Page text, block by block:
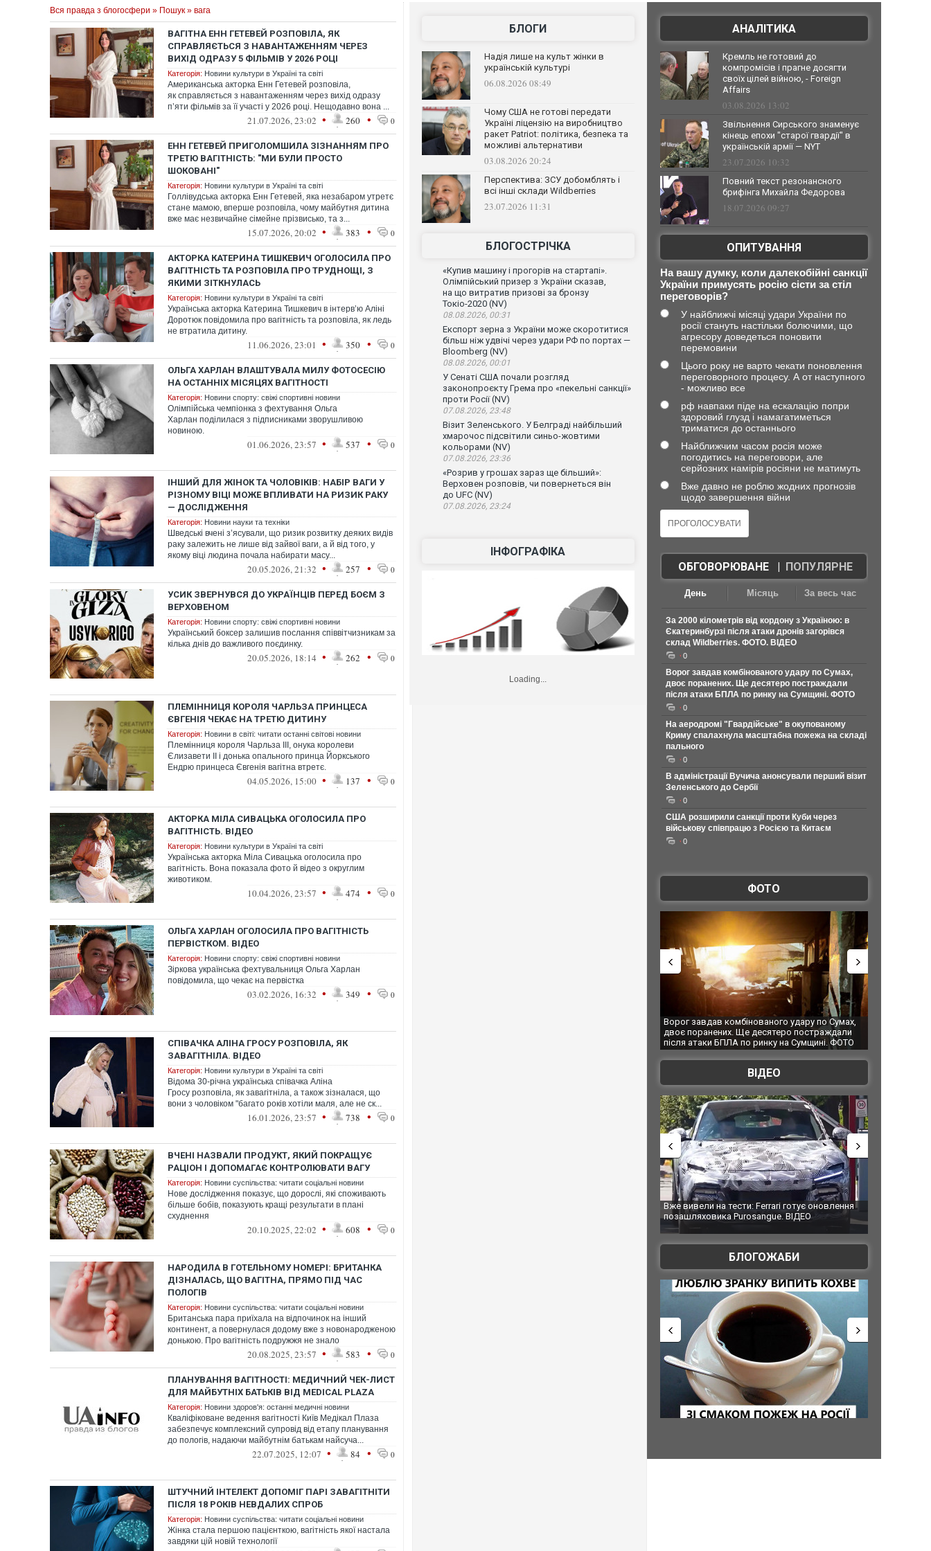
Вся правда з блогосфери » Пошук » вага
ВАГІТНА ЕНН ГЕТЕВЕЙ РОЗПОВІЛА, ЯК
СПРАВЛЯЄТЬСЯ З НАВАНТАЖЕННЯМ ЧЕРЕЗ
ВИХІД ОДРАЗУ 5 ФІЛЬМІВ У 2026 РОЦІ
Категорія: Новини культури в Україні та світі
Американська акторка Енн Гетевей розповіла,
як справляється з навантаженням через вихід одразу
пʼяти фільмів за її участі у 2026 році. Нещодавно вона ...
21.07.2026, 23:02 • 260 • 0
ЕНН ГЕТЕВЕЙ ПРИГОЛОМШИЛА ЗІЗНАННЯМ ПРО
ТРЕТЮ ВАГІТНІСТЬ: "МИ БУЛИ ПРОСТО
ШОКОВАНІ"
Категорія: Новини культури в Україні та світі
Голлівудська акторка Енн Гетевей, яка незабаром утретє
стане мамою, вперше розповіла, чому майбутня дитина
вже має незвичайне сімейне прізвисько, та з...
15.07.2026, 20:02 • 383 • 0
АКТОРКА КАТЕРИНА ТИШКЕВИЧ ОГОЛОСИЛА ПРО
ВАГІТНІСТЬ ТА РОЗПОВІЛА ПРО ТРУДНОЩІ, З
ЯКИМИ ЗІТКНУЛАСЬ
Категорія: Новини культури в Україні та світі
Українська акторка Катерина Тишкевич в інтервʼю Аліні
Доротюк повідомила про вагітність та розповіла, як ледь
не втратила дитину.
11.06.2026, 23:01 • 350 • 0
ОЛЬГА ХАРЛАН ВЛАШТУВАЛА МИЛУ ФОТОСЕСІЮ
НА ОСТАННІХ МІСЯЦЯХ ВАГІТНОСТІ
Категорія: Новини спорту: свіжі спортивні новини
Олімпійська чемпіонка з фехтування Ольга
Харлан поділилася з підписниками зворушливою
новиною.
01.06.2026, 23:57 • 537 • 0
ІНШИЙ ДЛЯ ЖІНОК ТА ЧОЛОВІКІВ: НАБІР ВАГИ У
РІЗНОМУ ВІЦІ МОЖЕ ВПЛИВАТИ НА РИЗИК РАКУ
— ДОСЛІДЖЕННЯ
Категорія: Новини науки та техніки
Шведські вчені з’ясували, що ризик розвитку деяких видів
раку залежить не лише від зайвої ваги, а й від того, у
якому віці людина почала набирати масу...
20.05.2026, 21:32 • 257 • 0
УСИК ЗВЕРНУВСЯ ДО УКРАЇНЦІВ ПЕРЕД БОЄМ З
ВЕРХОВЕНОМ
Категорія: Новини спорту: свіжі спортивні новини
Український боксер залишив послання співвітчизникам за
кілька днів до важливого поєдинку.
20.05.2026, 18:14 • 262 • 0
ПЛЕМІННИЦЯ КОРОЛЯ ЧАРЛЬЗА ПРИНЦЕСА
ЄВГЕНІЯ ЧЕКАЄ НА ТРЕТЮ ДИТИНУ
Категорія: Новини в світі: читати останні світові новини
Племінниця короля Чарльза ІІІ, онука королеви
Єлизавети ІІ і донька опального принца Йоркського
Ендрю принцеса Євгенія вагітна втретє.
04.05.2026, 15:00 • 137 • 0
АКТОРКА МІЛА СИВАЦЬКА ОГОЛОСИЛА ПРО
ВАГІТНІСТЬ. ВІДЕО
Категорія: Новини культури в Україні та світі
Українська акторка Міла Сивацька оголосила про
вагітність. Вона показала фото й відео з округлим
животиком.
10.04.2026, 23:57 • 474 • 0
ОЛЬГА ХАРЛАН ОГОЛОСИЛА ПРО ВАГІТНІСТЬ
ПЕРВІСТКОМ. ВІДЕО
Категорія: Новини спорту: свіжі спортивні новини
Зіркова українська фехтувальниця Ольга Харлан
повідомила, що чекає на первістка
03.02.2026, 16:32 • 349 • 0
СПІВАЧКА АЛІНА ГРОСУ РОЗПОВІЛА, ЯК
ЗАВАГІТНІЛА. ВІДЕО
Категорія: Новини культури в Україні та світі
Відома 30-річна українська співачка Аліна
Гросу розповіла, як завагітніла, а також зізналася, що
вони з чоловіком "багато років хотіли маля, але не ск...
16.01.2026, 23:57 • 738 • 0
ВЧЕНІ НАЗВАЛИ ПРОДУКТ, ЯКИЙ ПОКРАЩУЄ
РАЦІОН І ДОПОМАГАЄ КОНТРОЛЮВАТИ ВАГУ
Категорія: Новини суспільства: читати соціальні новини
Нове дослідження показує, що дорослі, які споживають
більше бобів, показують кращі результати в плані
схуднення
20.10.2025, 22:02 • 608 • 0
НАРОДИЛА В ГОТЕЛЬНОМУ НОМЕРІ: БРИТАНКА
ДІЗНАЛАСЬ, ЩО ВАГІТНА, ПРЯМО ПІД ЧАС
ПОЛОГІВ
Категорія: Новини суспільства: читати соціальні новини
Британська пара приїхала на відпочинок на інший
континент, а повернулася додому вже з новонародженою
донькою. Про вагітність подружжя не знало
20.08.2025, 23:57 • 583 • 0
ПЛАНУВАННЯ ВАГІТНОСТІ: МЕДИЧНИЙ ЧЕК-ЛИСТ
ДЛЯ МАЙБУТНІХ БАТЬКІВ ВІД MEDICAL PLAZA
Категорія: Новини здоров'я: останні медичні новини
Кваліфіковане ведення вагітності Київ Медікал Плаза
забезпечує комплексний супровід від етапу планування
до пологів, надаючи майбутнім батькам найсуча...
22.07.2025, 12:07 • 84 • 0
ШТУЧНИЙ ІНТЕЛЕКТ ДОПОМІГ ПАРІ ЗАВАГІТНІТИ
ПІСЛЯ 18 РОКІВ НЕВДАЛИХ СПРОБ
Категорія: Новини суспільства: читати соціальні новини
Жінка стала першою пацієнткою, вагітність якої настала
завдяки цій новій технології
БЛОГИ
Надія лише на культ жінки в
українській культурі
06.08.2026 08:49
Чому США не готові передати
Україні ліцензію на виробництво
ракет Patriot: політика, безпека та
можливі альтернативи
03.08.2026 20:24
Перспектива: ЗСУ добомблять і
всі інші склади Wildberries
23.07.2026 11:31
БЛОГОСТРІЧКА
«Купив машину і прогорів на стартапі».
Олімпійський призер з України сказав,
на що витратив призові за бронзу
Токіо-2020 (NV)
08.08.2026, 00:31
Експорт зерна з України може скоротитися
більш ніж удвічі через удари РФ по портах —
Bloomberg (NV)
08.08.2026, 00:01
У Сенаті США почали розгляд
законопроєкту Грема про «пекельні санкції»
проти Росії (NV)
07.08.2026, 23:48
Візит Зеленського. У Белграді найбільший
хмарочос підсвітили синьо-жовтими
кольорами (NV)
07.08.2026, 23:36
«Розрив у грошах зараз ще більший»:
Верховен розповів, чи повернеться він
до UFC (NV)
07.08.2026, 23:24
ІНФОГРАФІКА
Loading...
АНАЛІТИКА
Кремль не готовий до
компромісів і прагне досягти
своїх цілей війною, - Foreign
Affairs
03.08.2026 13:02
Звільнення Сирського знаменує
кінець епохи "старої гвардії" в
українській армії — NYT
23.07.2026 10:32
Повний текст резонансного
брифінга Михайла Федорова
18.07.2026 09:27
ОПИТУВАННЯ
На вашу думку, коли далекобійні санкції
України примусять росію сісти за стіл
переговорів?
У найближчі місяці удари України по
росії стануть настільки болючими, що
агресору доведеться поновити
перемовини
Цього року не варто чекати поновлення
переговорного процесу. А от наступного
- можливо все
рф навпаки піде на ескалацію попри
здоровий глузд і намагатиметься
триматися до останнього
Найближчим часом росія може
погодитись на переговори, але
серйозних намірів росіяни не матимуть
Вже давно не роблю жодних прогнозів
щодо завершення війни
ОБГОВОРЮВАНЕ| ПОПУЛЯРНЕ
День Місяць За весь час
За 2000 кілометрів від кордону з Україною: в
Єкатеринбурзі після атаки дронів загорівся
склад Wildberries. ФОТО. ВІДЕО
0
Ворог завдав комбінованого удару по Сумах,
двоє поранених. Ще десятеро постраждали
після атаки БПЛА по ринку на Сумщині. ФОТО
0
На аеродромі "Гвардійське" в окупованому
Криму спалахнула масштабна пожежа на складі
пального
0
В адміністрації Вучича анонсували перший візит
Зеленського до Сербії
0
США розширили санкції проти Куби через
військову співпрацю з Росією та Китаєм
0
ФОТО
Ворог завдав комбінованого удару по Сумах,
двоє поранених. Ще десятеро постраждали
після атаки БПЛА по ринку на Сумщині. ФОТО
За 2000 кілометрів від кордону з Україною: в
Єкатеринбурзі після атаки дронів загорівся
склад Wildberries. ФОТО. ВІДЕО
ВІДЕО
Вже вивели на тести: Ferrari готує оновлення
позашляховика Purosangue. ВІДЕО
Вийшов трейлер нової екранізації легендарного
фільму "Афера Томаса Крауна"
БЛОГОЖАБИ